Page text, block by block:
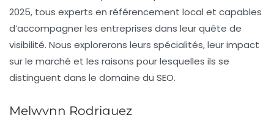
2025, tous experts en référencement local et capables
d’accompagner les entreprises dans leur quête de
visibilité. Nous explorerons leurs spécialités, leur impact
sur le marché et les raisons pour lesquelles ils se
distinguent dans le domaine du SEO.
Melwynn Rodriguez